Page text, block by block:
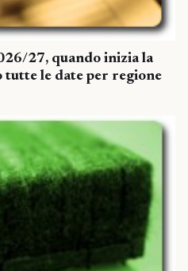
27, quando inizia la
tutte le date per regione